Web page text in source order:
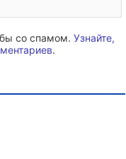
со спамом. Узнайте,
.